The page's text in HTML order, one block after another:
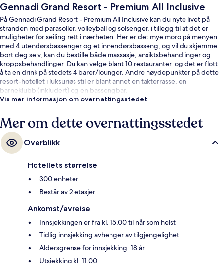
Gennadi Grand Resort - Premium All Inclusive
På Gennadi Grand Resort - Premium All Inclusive kan du nyte livet på
stranden med parasoller, volleyball og solsenger, i tillegg til at det er
muligheter for seiling rett i nærheten. Her er det mye moro på menyen
med 4 utendørsbassenger og et innendørsbasseng, og vil du skjemme
bort deg selv, kan du bestille både massasje, ansiktsbehandlinger og
kroppsbehandlinger. Du kan velge blant 10 restauranter, og det er flott
å ta en drink på stedets 4 barer/lounger. Andre høydepunkter på dette
resort-hotellet i luksuriøs stil er blant annet en takterrasse, en
barneklubb (inkludert) og en bassengbar.
Vis mer informasjon om overnattingsstedet
Mer om dette overnattingsstedet
Overblikk
Hotellets størrelse
300 enheter
Består av 2 etasjer
Ankomst/avreise
Innsjekkingen er fra kl. 15.00 til når som helst
Tidlig innsjekking avhenger av tilgjengelighet
Aldersgrense for innsjekking: 18 år
Utsjekking kl. 11.00